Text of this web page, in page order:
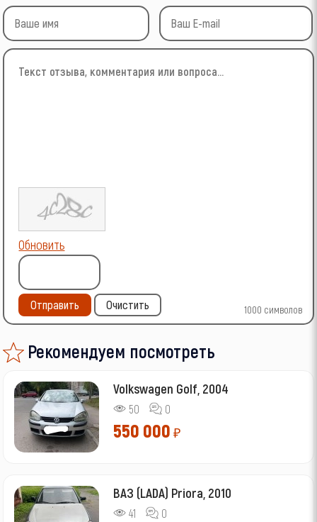
1000 символов
Обновить
Отправить Очистить
Рекомендуем посмотреть
Volkswagen Golf, 2004
50 0
550 000 ₽
ВАЗ (LADA) Priora, 2010
41 0